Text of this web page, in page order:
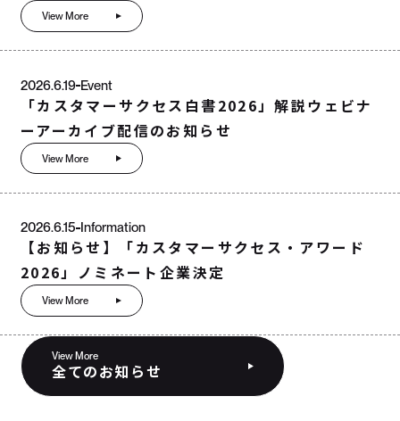
View More
2026.6.19 Event
「カスタマーサクセス白書2026」解説ウェビナ
ーアーカイブ配信のお知らせ
View More
2026.6.15 Information
【お知らせ】「カスタマーサクセス・アワード
2026」ノミネート企業決定
View More
View More
全てのお知らせ